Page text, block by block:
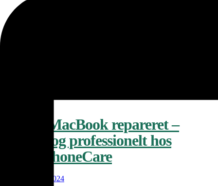
Få din MacBook repareret –
hurtigt og professionelt hos
SmartphoneCare
15. september 2024